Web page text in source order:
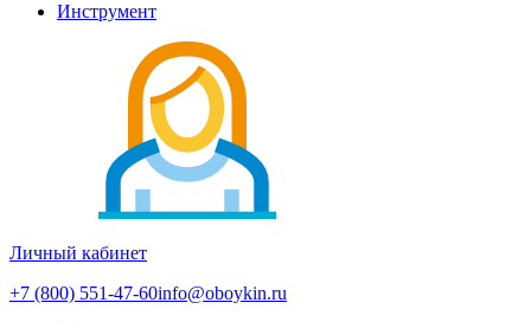
Инструмент
Личный кабинет
+7 (800) 551-47-60info@oboykin.ru